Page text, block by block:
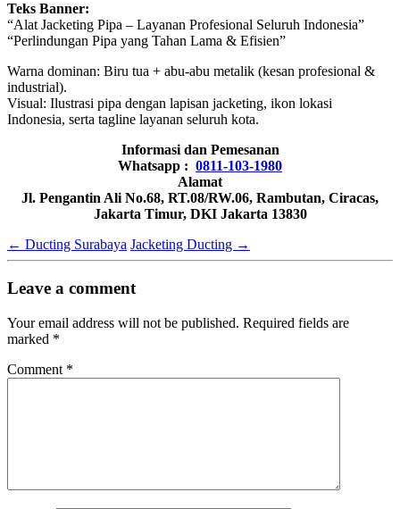
Teks Banner:
“Alat Jacketing Pipa – Layanan Profesional Seluruh Indonesia”
“Perlindungan Pipa yang Tahan Lama & Efisien”
Warna dominan: Biru tua + abu-abu metalik (kesan profesional &
industrial).
Visual: Ilustrasi pipa dengan lapisan jacketing, ikon lokasi
Indonesia, serta tagline layanan seluruh kota.
Informasi dan Pemesanan
Whatsapp : 0811-103-1980
Alamat
Jl. Pengantin Ali No.68, RT.08/RW.06, Rambutan, Ciracas,
Jakarta Timur, DKI Jakarta 13830
← Ducting Surabaya Jacketing Ducting →
Leave a comment
Your email address will not be published. Required fields are
marked *
Comment *